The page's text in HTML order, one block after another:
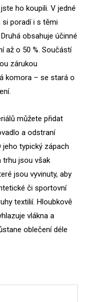
ho koupili. V jedné
si poradí i s těmi
obsahuje účinné
až o 50 %. Součástí
zárukou
komora – se stará o
můžete přidat
a odstraní
jeho typický zápach
trhu jsou však
jsou vyvinuty, aby
či sportovní
textilií. Hloubkově
vlákna a
oblečení déle